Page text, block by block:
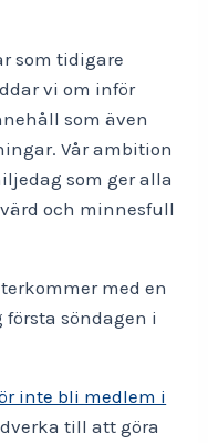
som tidigare
vi om inför
som även
Vår ambition
som ger alla
och minnesfull
med en
söndagen i
inte bli medlem i
till att göra